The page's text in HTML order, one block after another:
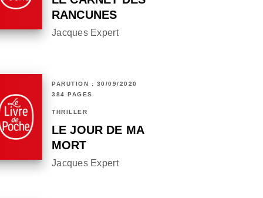
RANCUNES
Jacques Expert
PARUTION : 30/09/2020
384 PAGES
THRILLER
LE JOUR DE MA
MORT
Jacques Expert